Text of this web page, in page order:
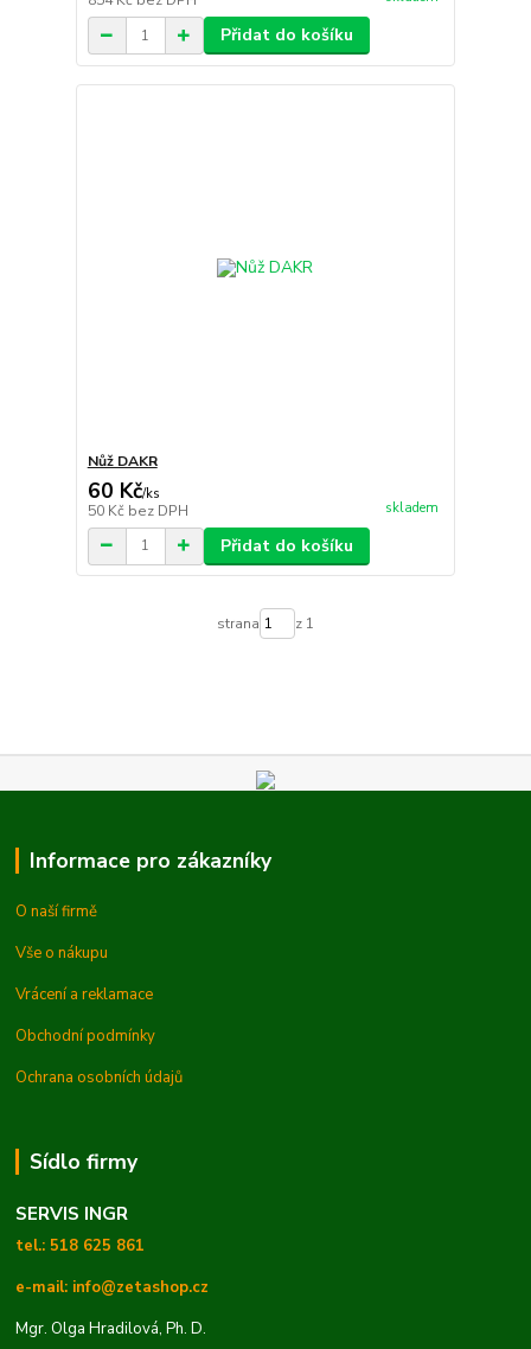
Přidat do košíku
Nůž DAKR
60 Kč/ks
50 Kč bez DPH skladem
Přidat do košíku
strana z 1
Informace pro zákazníky
O naší firmě
Vše o nákupu
Vrácení a reklamace
Obchodní podmínky
Ochrana osobních údajů
Sídlo firmy
SERVIS INGR
tel.: 518 625 861
e-mail: info@zetashop.cz
Mgr. Olga Hradilová, Ph. D.